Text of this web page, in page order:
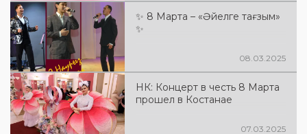
✨ 8 Марта – «Әйелге тағзым»
✨
08.03.2025
НК: Концерт в честь 8 Марта
прошел в Костанае
07.03.2025